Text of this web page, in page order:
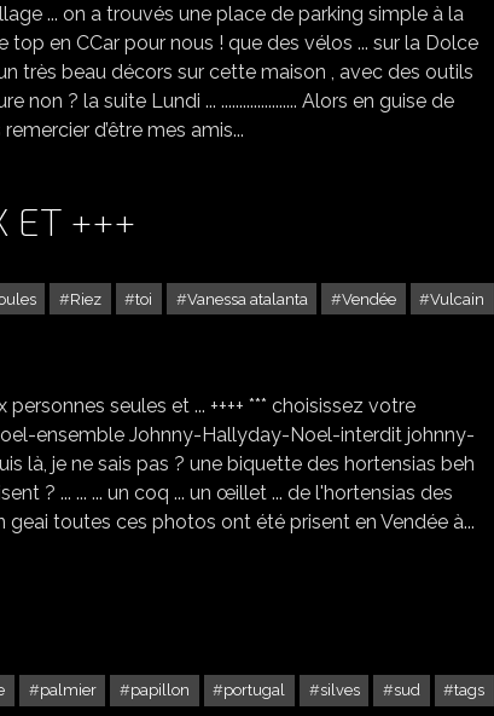
... on a trouvés une place de parking simple à la
en CCar pour nous ! que des vélos ... sur la Dolce
très beau décors sur cette maison , avec des outils
non ? la suite Lundi ... ..................... Alors en guise de
d’être mes amis...
ET +++
Riez toi Vanessa atalanta Vendée
Vulcain
seules et ... ++++ *** choisissez votre
ensemble Johnny-Hallyday-Noel-interdit johnny-
là, je ne sais pas ? une biquette des hortensias beh
? ... ... ... un coq ... un œillet ... de l'hortensias des
toutes ces photos ont été prisent en Vendée à...
palmier papillon portugal silves sud
tags